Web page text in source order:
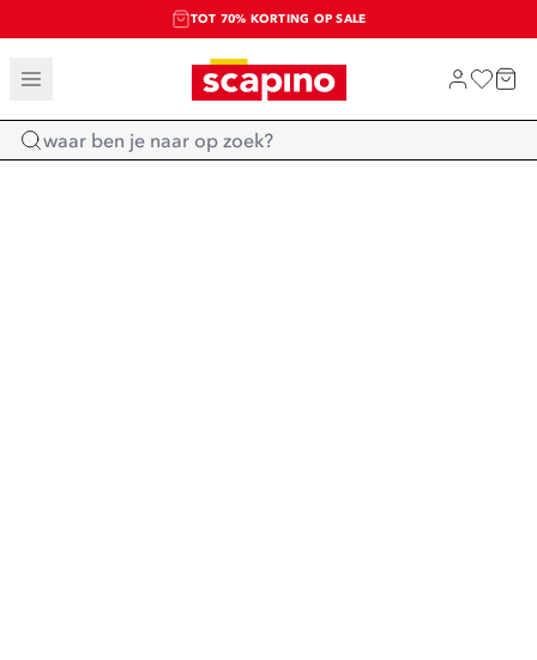
TOT 70% KORTING OP SALE
SALE: LAATSTE KANS!
SHOP NIEUW
Home